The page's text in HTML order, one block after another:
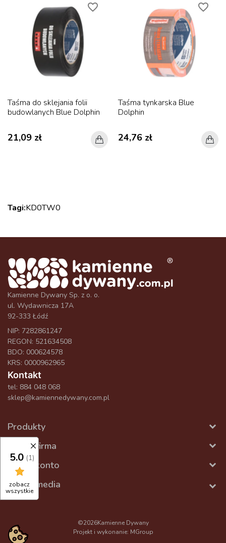
favorite_border
Taśma do sklejania folii
budowlanych Blue Dolphin
21,09 zł
favorite_border
Taśma tynkarska Blue
Dolphin
24,76 zł
Tagi:KD0TW0
Kamienne Dywany Sp. z o. o.
ul. Wydawnicza 17A
92-333 Łódź
NIP: 7282861247
REGON: 521634508
BDO: 000624578
KRS: 0000962965
Kontakt
tel: 884 048 068
sklep@kamiennedywany.com.pl
Produkty
Nasza firma
Twoje konto
Social media
©2026Kamienne Dywany
Projekt i wykonanie: MGroup
5.0 (1)
zobacz
wszystkie